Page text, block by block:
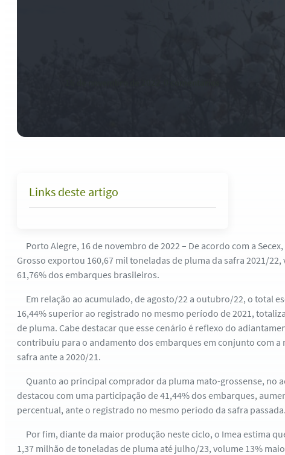
Links deste artigo
Porto Alegre, 16 de novembro de 2022 – De acordo com a
Grosso exportou 160,67 mil toneladas de pluma da safra 2021/
61,76% dos embarques brasileiros.
Em relação ao acumulado, de agosto/22 a outubro/22, o total
16,44% superior ao registrado no mesmo período de 2021,
de pluma. Cabe destacar que esse cenário é reflexo do
contribuiu para o andamento dos embarques em conjunto com a
safra ante a 2020/21.
Quanto ao principal comprador da pluma mato-grossense, no
destacou com uma participação de 41,44% dos embarques,
percentual, ante o registrado no mesmo período da safra passada.
Por fim, diante da maior produção neste ciclo, o Imea estima
1,37 milhão de toneladas de pluma até julho/23, volume 13%